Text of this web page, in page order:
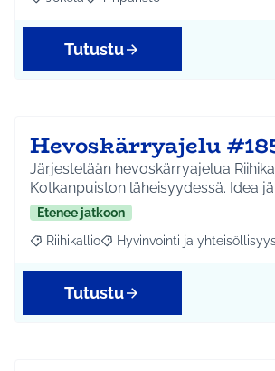
Rajaa tulokset aihepiirin mukaan: Jokela
Rajaa tulokset teeman mukaan:
Tutustu
Hevoskärryajelu
Järjestetään hevoskärryajelua
Kotkanpuiston
Etenee jatkoon
Rajaa tulokset aihepiirin mukaan:
Riihikallio Rajaa tulokset teeman
Hyvinvointi ja
Tutustu